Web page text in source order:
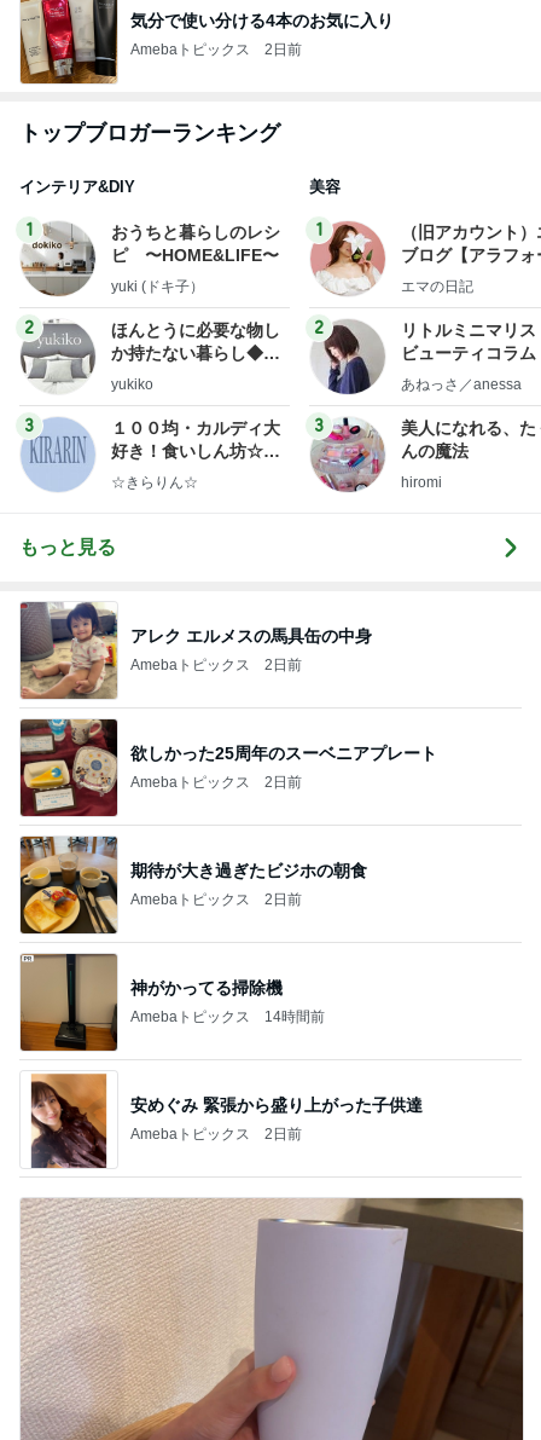
気分で使い分ける4本のお気に入り
Amebaトピックス 2日前
トップブロガーランキング
インテリア&DIY
1
おうちと暮らしのレシ
ピ 〜HOME&LIFE〜
yuki (ドキ子）
2
ほんとうに必要な物し
か持たない暮らし◆Ke
ep Life Simple◆〜イ
yukiko
3
１００均・カルディ大
好き！食いしん坊☆き
らりん☆のブログ
☆きらりん☆
美容
1
（旧アカウント
ブログ【アラフォ
社売却セカンドラ
エマの日記
2
リトルミニマリス
ビューティコラ
little
あねっさ／anessa
3
美人になれる、た
んの魔法
hiromi
もっと見る
アレク エルメスの馬具缶の中身
Amebaトピックス 2日前
欲しかった25周年のスーベニアプレート
Amebaトピックス 2日前
期待が大き過ぎたビジホの朝食
Amebaトピックス 2日前
神がかってる掃除機
Amebaトピックス 14時間前
安めぐみ 緊張から盛り上がった子供達
Amebaトピックス 2日前